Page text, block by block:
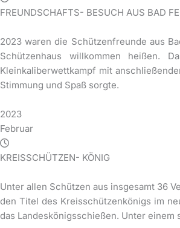
FREUNDSCHAFTS- BESUCH AUS BAD
2023 waren die Schützenfreunde aus
Schützenhaus willkommen heißen.
Kleinkaliberwettkampf mit
Stimmung und Spaß sorgte.
2023
Februar
KREISSCHÜTZEN- KÖNIG
Unter allen Schützen aus insgesamt 36
den Titel des Kreisschützenkönigs im
das Landeskönigsschießen. Unter